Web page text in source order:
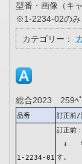
型番・画像（キ
※1-2234-02のみ
カテゴリー：
総合2023 259ﾍﾟ
品番 訂正前/
1-2234-01
訂正前
↓ 特
す。